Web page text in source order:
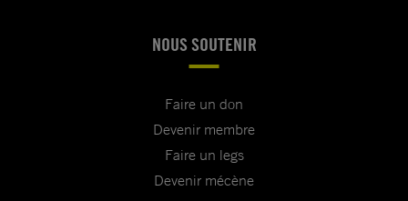
NOUS SOUTENIR
Faire un don
Devenir membre
Faire un legs
Devenir mécène